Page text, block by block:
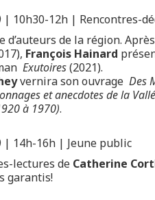
| 10h30-12h | Rencontres-
d’auteurs de la région. Après
François Hainard
Exutoires(2021).
vernira son ouvrage Des
et anecdotes de la
à 1970).
| 14h-16h | Jeune public
lectures de Catherine
garantis!